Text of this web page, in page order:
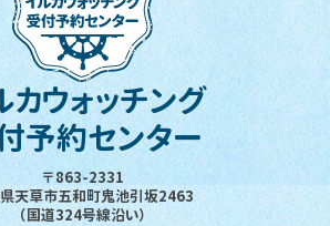
カウォッチング
予約センター
〒863-2331
天草市五和町鬼池引坂2463
（国道324号線沿い）